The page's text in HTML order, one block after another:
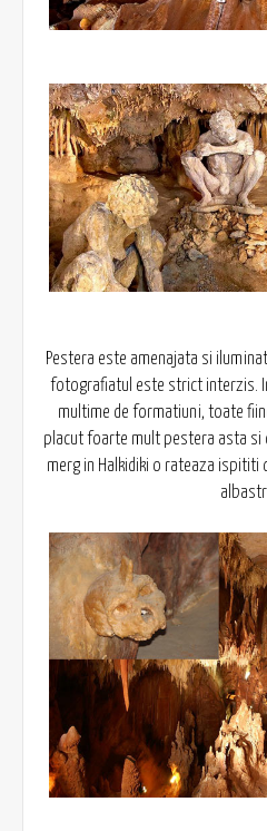
Pestera este amenajata si
fotografiatul este strict interzis.
multime de formatiuni, toate
placut foarte mult pestera asta si
merg in Halkidiki o rateaza ispititi